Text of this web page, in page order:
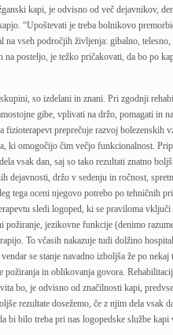
kapi, je odvisno od več dejavnikov,
“Upoštevati je treba bolnikovo
na vseh področjih življenja: gibalno,
na posteljo, je težko pričakovati, da bo po
so izdelani in znani. Pri zgodnji
gibe, vplivati na držo, pomagati in
fizioterapevt preprečuje razvoj bolezenskih
ki omogočijo čim večjo funkcionalnost.
vsak dan, saj so tako rezultati znatno
dejavnosti, držo v sedenju in ročnost,
tega oceni njegovo potrebo po tehničnih
sledi logoped, ki se praviloma vključi
požiranje, jezikovne funkcije (denimo
To včasih nakazuje tudi dolžino
se stanje navadno izboljša že po
požiranja in oblikovanja govora.
bo, je odvisno od značilnosti kapi,
rezultate dosežemo, če z njim dela vsak
bi bilo treba pri nas logopedske službe kapi